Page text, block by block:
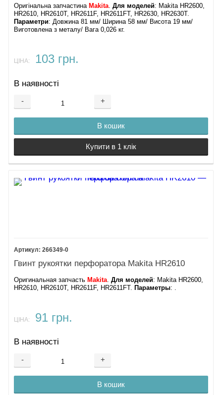
Оригінальна запчастина Makita .Для моделей: Makita HR2600,
HR2610, HR2610T, HR2611F, HR2611FT, HR2630, HR2630T.
Параметри: Довжина 81 мм/ Ширина 58 мм/ Висота 19 мм/
Виготовлена з металу/ Вага 0,026 кг.
ЦІНА: 103 грн.
В наявності
- +
В кошик
Купити в 1 клік
266349-0
Гвинт рукоятки перфоратора Makita HR2610
Оригинальная запчасть Makita.Для моделей: Makita HR2600,
HR2610, HR2610T, HR2611F, HR2611FT. Параметры: .
ЦІНА: 91 грн.
В наявності
- +
В кошик